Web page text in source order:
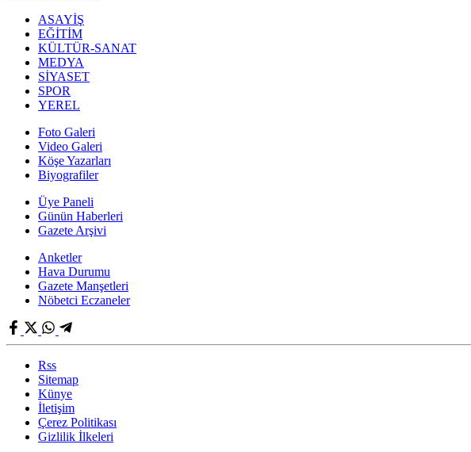
ASAYİŞ
EĞİTİM
KÜLTÜR-SANAT
MEDYA
SİYASET
SPOR
YEREL
Foto Galeri
Video Galeri
Köşe Yazarları
Biyografiler
Üye Paneli
Günün Haberleri
Gazete Arşivi
Anketler
Hava Durumu
Gazete Manşetleri
Nöbetci Eczaneler
Rss
Sitemap
Künye
İletişim
Çerez Politikası
Gizlilik İlkeleri